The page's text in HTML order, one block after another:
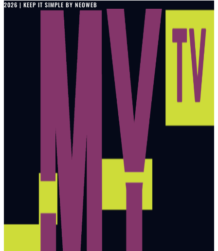
2026 | KEEP IT SIMPLE BY NEOWEB